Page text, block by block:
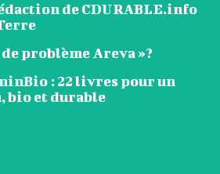
de CDURABLE.info
problème Areva »?
: 22 livres pour un
bio et durable